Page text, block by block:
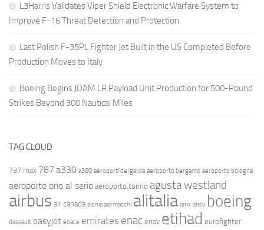
L3Harris Validates Viper Shield Electronic Warfare System to
Improve F-16 Threat Detection and Protection
Last Polish F-35PL Fighter Jet Built in the US Completed Before
Production Moves to Italy
Boeing Begins JDAM LR Payload Unit Production for 500-Pound
Strikes Beyond 300 Nautical Miles
TAG CLOUD
737 max 787 a330 a380 aeroporti del garda aeroporto bergamo aeroporto bologna
aeroporto orio al serio aeroporto torino agusta westland
airbus air canada alenia aermacchi alitalia amx ansv boeing
dassault easyjet ebace emirates enac enav etihad eurofighter